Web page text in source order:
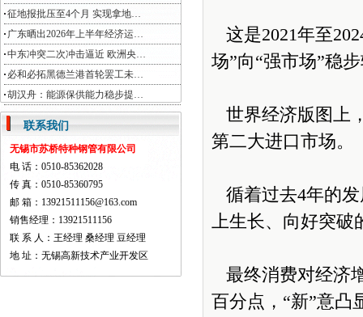
征地报批压至4个月 实现拿地…
广东晒出2026年上半年经济运…
中东冲突二次冲击逼近 欧洲央…
必和必拓黑德兰港首轮罢工未…
胡汉舟：能源保供能力稳步提…
联系我们
无锡市苏桥特种钢管有限公司
电 话：0510-85362028
传 真：0510-85360795
邮 箱：13921511156@163.com
销售经理：13921511156
联 系 人：王经理 桑经理 豆经理
地 址：无锡高新技术产业开发区
这是2021年至
场”向“强市场”稳
世界经济版图上
第二大进口市场。
循着过去4年的
上生长、向好突破
最终消费对经济
百分点，“新”意凸